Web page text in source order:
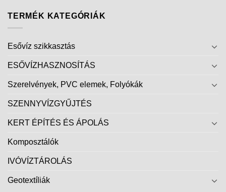
TERMÉK KATEGÓRIÁK
Esővíz szikkasztás
ESŐVÍZHASZNOSÍTÁS
Szerelvények, PVC elemek, Folyókák
SZENNYVÍZGYŰJTÉS
KERT ÉPÍTÉS ÉS ÁPOLÁS
Komposztálók
IVÓVÍZTÁROLÁS
Geotextíliák